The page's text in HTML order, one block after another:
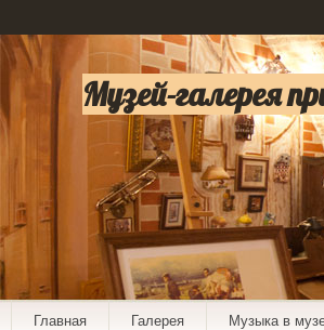
Музей-галерея
Главная Галерея Музыка в